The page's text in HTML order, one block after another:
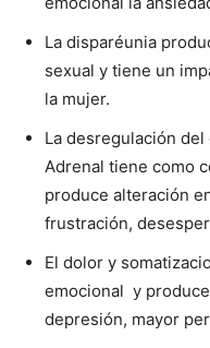
La disparéunia
sexual y tiene un
la mujer.
La desregulación
Adrenal tiene como
produce alteración
frustración,
El dolor y
emocional y
depresión, mayor